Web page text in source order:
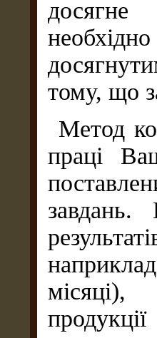
досягне
тому, що
Метод
праці
завдань.